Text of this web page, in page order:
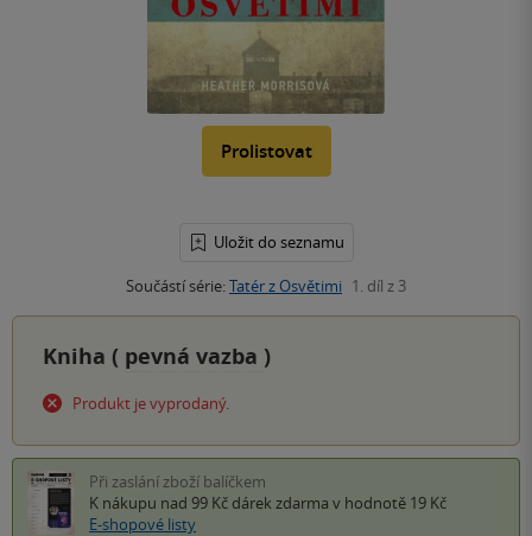
Prolistovat
Uložit do seznamu
Součástí série:Tatér z Osvětimi 1. díl z 3
Kniha ( pevná vazba )
Produkt je vyprodaný.
Při zaslání zboží balíčkem
K nákupu nad 99 Kč dárek zdarma v hodnotě 19 Kč
E-shopové listy